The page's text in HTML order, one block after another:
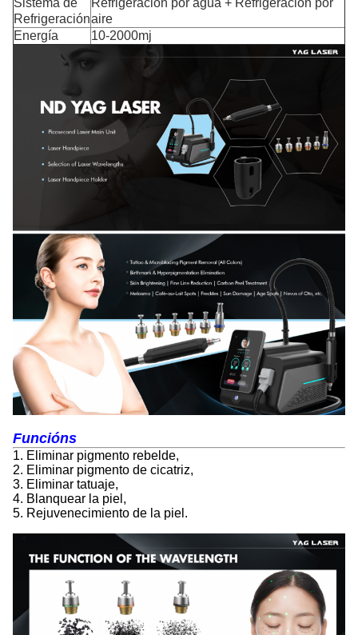
Sistema de
Refrigeración
Refrigeración por agua + Refrigeración por
aire
Energía
10-2000mj
Funcións
1. Eliminar pigmento rebelde,
2. Eliminar pigmento de cicatriz,
3. Eliminar tatuaje,
4. Blanquear la piel,
5. Rejuvenecimiento de la piel.